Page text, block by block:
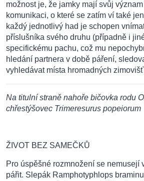
možnost je, že jamky mají svůj
komunikaci, o které se zatím ví také
každý jednotlivý had je schopen
příslušníka svého druhu (případně i
specifickému pachu, což mu
hledání partnera v době páření,
vyhledávat místa hromadných
Na titulní straně nahoře bičovka rodu
chřestýšovec Trimeresurus popeiorum
ŽIVOT BEZ SAMEČKŮ
Pro úspěšné rozmnožení se nemusejí
pářit. Slepák Ramphotyphlops